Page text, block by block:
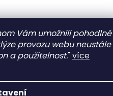
Vám umožnili pohodlné
provozu webu neustále
a použitelnost."více